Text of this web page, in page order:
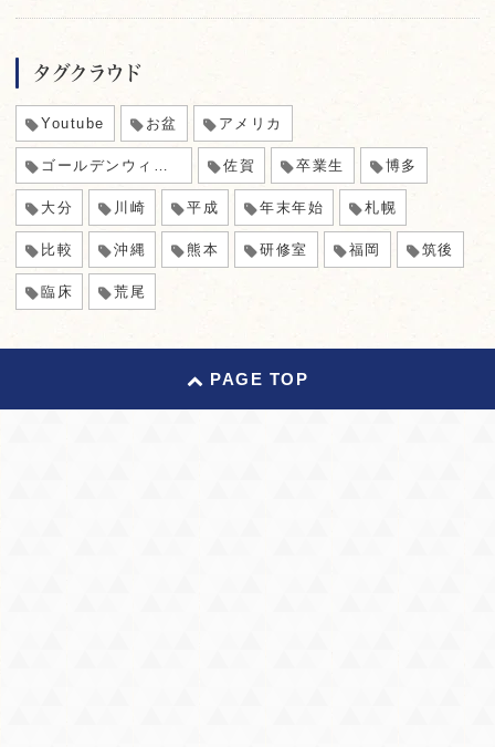
タグクラウド
Youtube お盆 アメリカ
ゴールデンウィーク 佐賀 卒業生 博多
大分 川崎 平成 年末年始 札幌
比較 沖縄 熊本 研修室 福岡 筑後
臨床 荒尾
PAGE TOP